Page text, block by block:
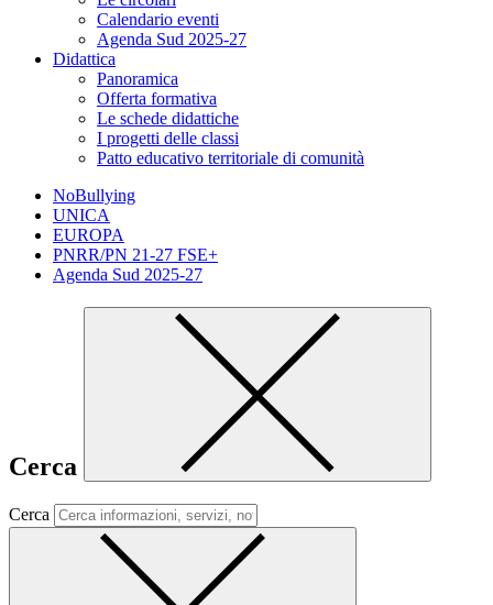
Calendario eventi
Agenda Sud 2025-27
Didattica
Panoramica
Offerta formativa
Le schede didattiche
I progetti delle classi
Patto educativo territoriale di comunità
NoBullying
UNICA
EUROPA
PNRR/PN 21-27 FSE+
Agenda Sud 2025-27
Cerca
Cerca